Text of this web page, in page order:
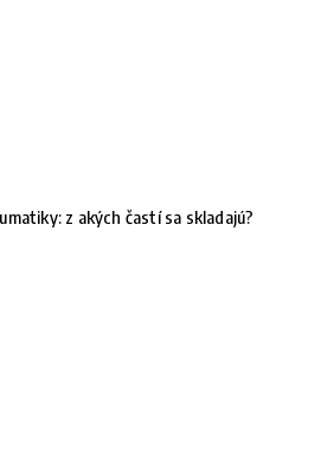
z akých častí sa skladajú?